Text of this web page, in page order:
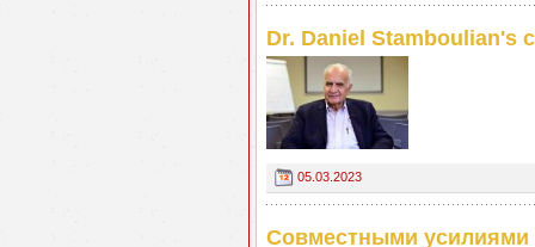
Dr. Daniel Stamboulian's
05.03.2023
Совместными